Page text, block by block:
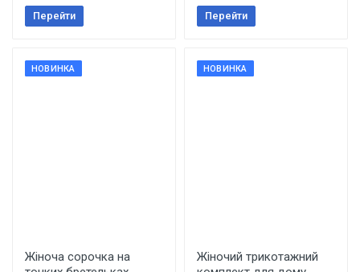
Перейти Перейти
НОВИНКА
Жіноча сорочка на
НОВИНКА
Жіночий трикотажний